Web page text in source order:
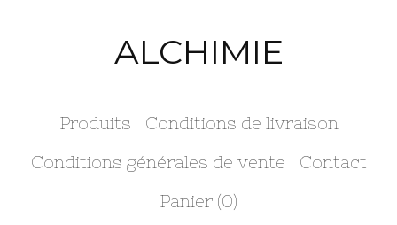
ALCHIMIE
Produits
Conditions de livraison
Conditions générales de vente
Contact
Panier (0)